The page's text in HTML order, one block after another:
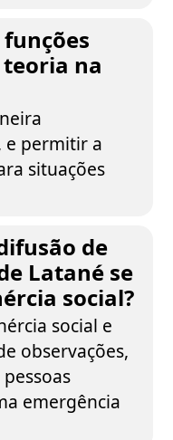
na
e permitir a
situações
de
Latané se
social?
social e
observações,
emergência